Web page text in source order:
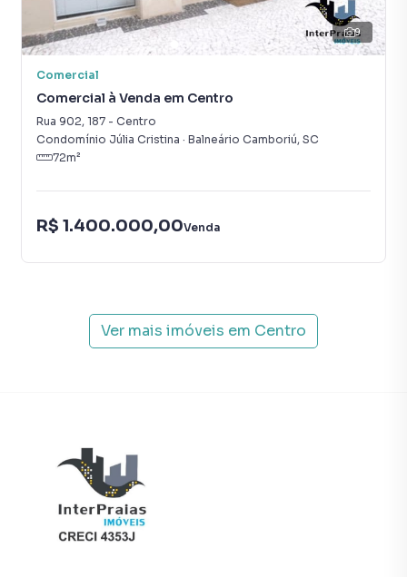
9
Comercial
Comercial à Venda em Centro
Rua 902, 187 - Centro
Condomínio Júlia Cristina · Balneário Camboriú, SC
72m²
R$ 1.400.000,00Venda
Ver mais imóveis em Centro